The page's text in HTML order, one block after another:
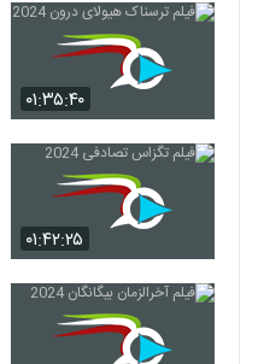
۰۱:۳۵:۴۰
۰۱:۴۲:۲۵